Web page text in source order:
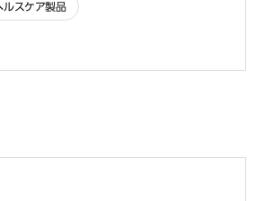
ルスケア製品